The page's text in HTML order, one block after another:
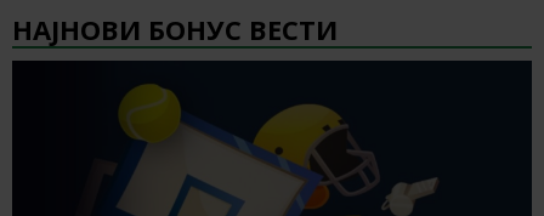
НАЈНОВИ БОНУС ВЕСТИ